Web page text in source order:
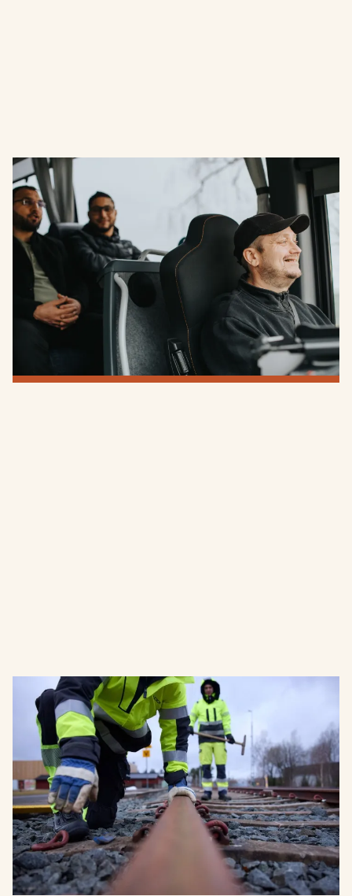
Vill du byta karriär eller
vidareutvecklas?
Då kan Liljaskolans Vuxenutbildning vara något för dig!
På skolan finns ett brett utbud av kurser och
utbildningar som är anpassade efter bristyrken, vilket
innebär att du har goda möjligheter att få ett jobb
direkt efter avslutade studier.
Läs mer
Vill du arbeta med att hålla
Sverige i rörelse?
TCC Academy erbjuder en platsbunden
yrkeshögskoleutbildning i Vännäs för dig som vill bli
lokförare. Utöver detta har TCC ett flertal andra
utbildningar inom järnvägsbranschen som går att
studera på distans.